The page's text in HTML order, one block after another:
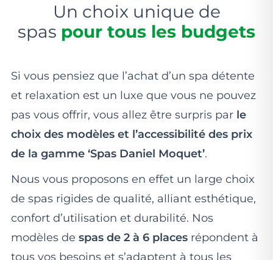
Un choix unique de
spas pour tous les budgets
Si vous pensiez que l’achat d’un spa détente
et relaxation est un luxe que vous ne pouvez
pas vous offrir, vous allez être surpris par le
choix des modèles et l’accessibilité des prix
de la gamme ‘Spas Daniel Moquet’.
Nous vous proposons en effet un large choix
de spas rigides de qualité, alliant esthétique,
confort d’utilisation et durabilité. Nos
modèles de spas de 2 à 6 places répondent à
tous vos besoins et s’adaptent à tous les